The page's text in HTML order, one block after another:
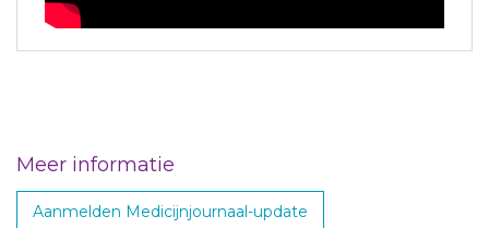
Meer informatie
Aanmelden Medicijnjournaal-update